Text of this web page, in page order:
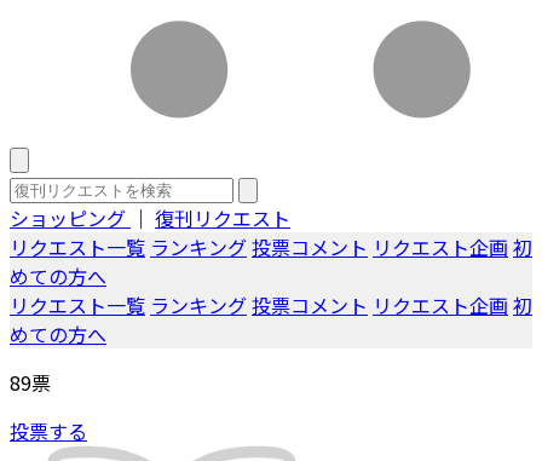
ショッピング ｜ 復刊リクエスト
リクエスト一覧 ランキング投票コメント リクエスト企画 初
めての方へ
リクエスト一覧 ランキング投票コメント リクエスト企画 初
めての方へ
89票
投票する